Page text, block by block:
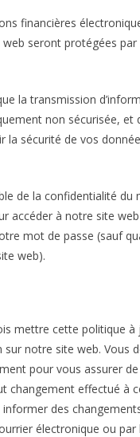
financières
seront protégées
la transmission
non sécurisée, et
la sécurité de vos
de la confidentialité du
accéder à notre site
mot de passe (sauf
web).
mettre cette politique à
sur notre site web. Vous
pour vous assurer
changement effectué à
des
électronique ou par